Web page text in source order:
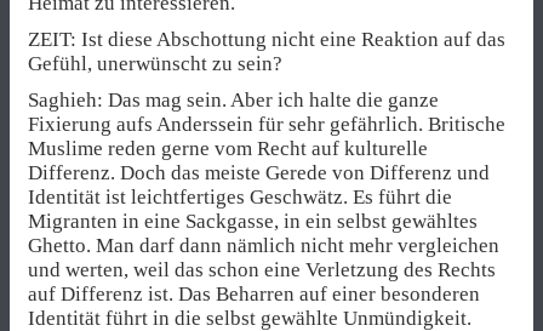
ZEIT: Ist diese Abschottung nicht eine Reaktion auf das
Gefühl, unerwünscht zu sein?
Saghieh: Das mag sein. Aber ich halte die ganze
Fixierung aufs Anderssein für sehr gefährlich. Britische
Muslime reden gerne vom Recht auf kulturelle
Differenz. Doch das meiste Gerede von Differenz und
Identität ist leichtfertiges Geschwätz. Es führt die
Migranten in eine Sackgasse, in ein selbst gewähltes
Ghetto. Man darf dann nämlich nicht mehr vergleichen
und werten, weil das schon eine Verletzung des Rechts
auf Differenz ist. Das Beharren auf einer besonderen
Identität führt in die selbst gewählte Unmündigkeit.